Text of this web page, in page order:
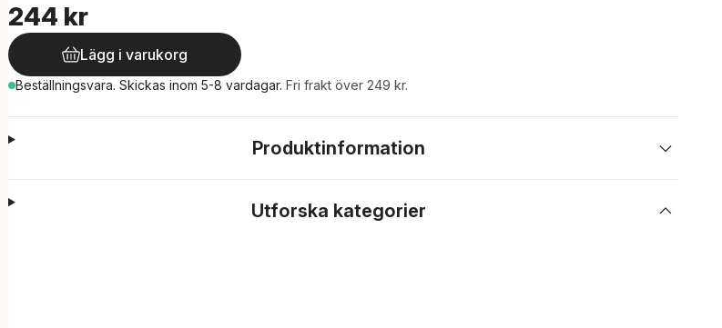
244 kr
Lägg i varukorg
Beställningsvara. Skickas inom 5-8 vardagar. Fri frakt över 249 kr.
Produktinformation
Utforska kategorier